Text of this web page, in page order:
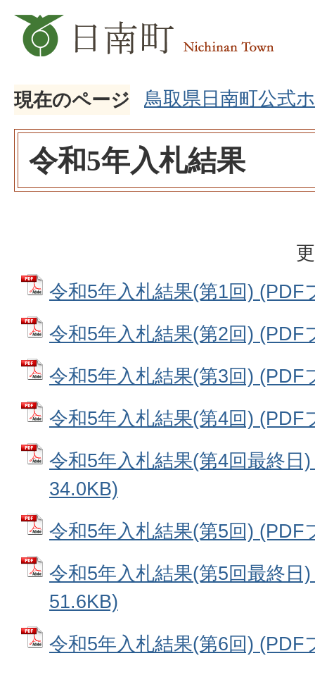
現在のページ 鳥取県日南町公式
令和5年入札結果
令和5年入札結果(第1回) (PDF
令和5年入札結果(第2回) (PDF
令和5年入札結果(第3回) (PDF
令和5年入札結果(第4回) (PDF
令和5年入札結果(第4回最終日
34.0KB)
令和5年入札結果(第5回) (PDF
令和5年入札結果(第5回最終日
51.6KB)
令和5年入札結果(第6回) (PDF